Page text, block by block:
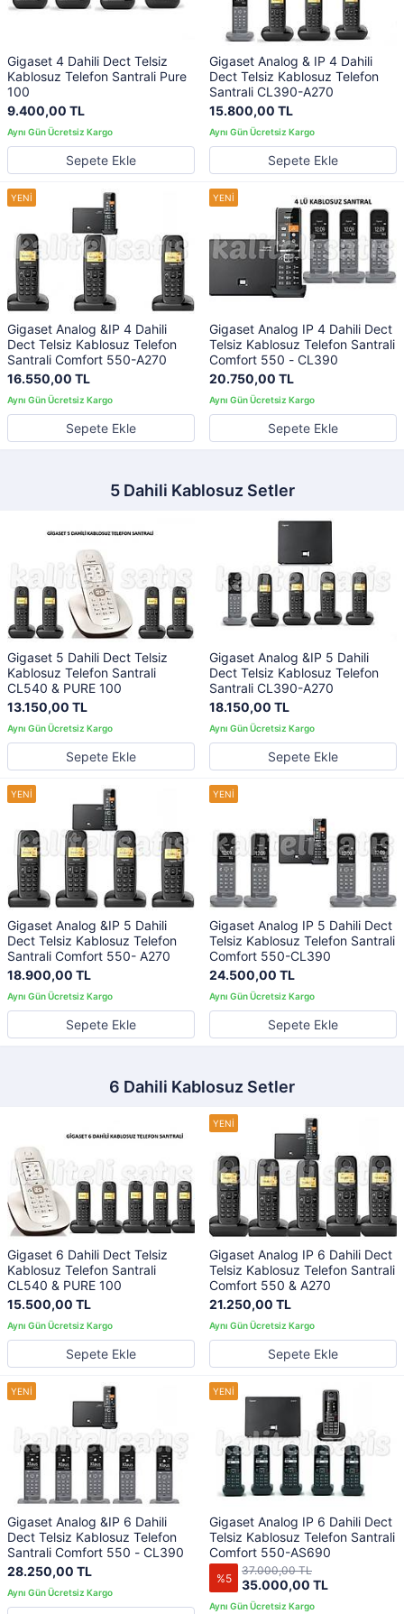
Gigaset 4 Dahili Dect Telsiz
Kablosuz Telefon Santrali Pure
100
9.400,00 TL
Sepete Ekle
Gigaset Analog & IP 4 Dahili
Dect Telsiz Kablosuz Telefon
Santrali CL390-A270
15.800,00 TL
Sepete Ekle
Gigaset Analog &IP 4 Dahili
Dect Telsiz Kablosuz Telefon
Santrali Comfort 550-A270
16.550,00 TL
Sepete Ekle
Gigaset Analog IP 4 Dahili Dect
Telsiz Kablosuz Telefon Santrali
Comfort 550 - CL390
20.750,00 TL
Sepete Ekle
5 Dahili Kablosuz Setler
Gigaset 5 Dahili Dect Telsiz
Kablosuz Telefon Santrali
CL540 & PURE 100
13.150,00 TL
Sepete Ekle
Gigaset Analog &IP 5 Dahili
Dect Telsiz Kablosuz Telefon
Santrali CL390-A270
18.150,00 TL
Sepete Ekle
Gigaset Analog &IP 5 Dahili
Dect Telsiz Kablosuz Telefon
Santrali Comfort 550- A270
18.900,00 TL
Sepete Ekle
Gigaset Analog IP 5 Dahili Dect
Telsiz Kablosuz Telefon Santrali
Comfort 550-CL390
24.500,00 TL
Sepete Ekle
6 Dahili Kablosuz Setler
Gigaset 6 Dahili Dect Telsiz
Kablosuz Telefon Santrali
CL540 & PURE 100
15.500,00 TL
Sepete Ekle
Gigaset Analog IP 6 Dahili Dect
Telsiz Kablosuz Telefon Santrali
Comfort 550 & A270
21.250,00 TL
Sepete Ekle
Gigaset Analog &IP 6 Dahili
Dect Telsiz Kablosuz Telefon
Santrali Comfort 550 - CL390
28.250,00 TL
Gigaset Analog IP 6 Dahili Dect
Telsiz Kablosuz Telefon Santrali
Comfort 550-AS690
%5 35.000,00 TL
37.000,00 TL